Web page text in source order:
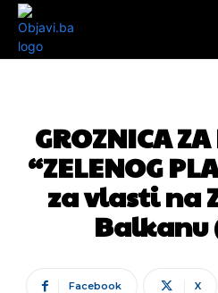
GROZNICA
“ZELENOG
za vlasti na
Balkanu
Facebook X